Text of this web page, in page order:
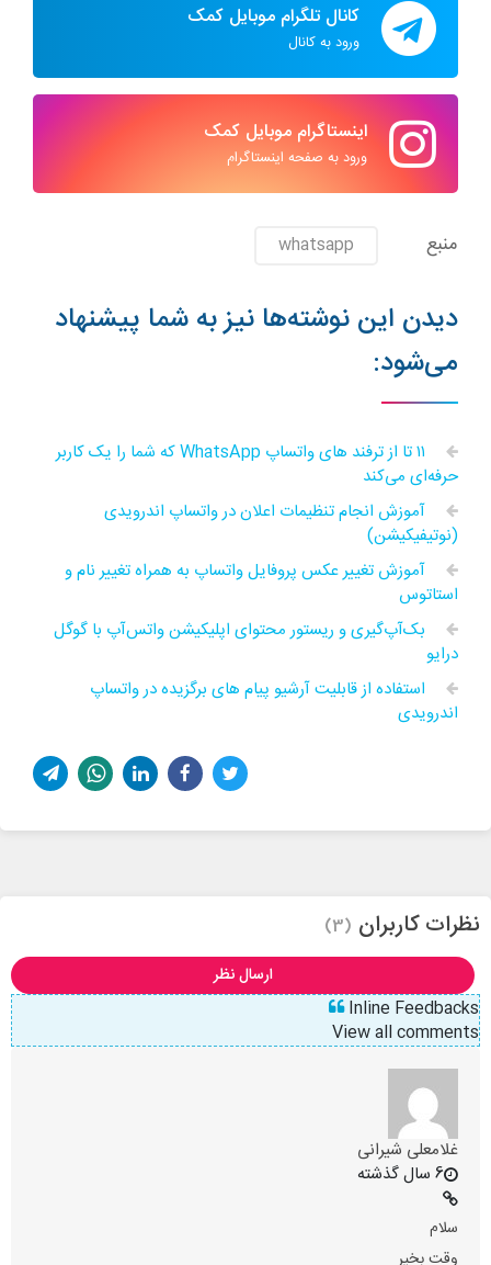
کانال تلگرام موبایل کمک
ورود به کانال
اینستاگرام موبایل کمک
ورود به صفحه اینستاگرام
منبع whatsapp
دیدن این نوشته‌ها نیز به شما پیشنهاد
می‌شود:
۱۱ تا از ترفند های واتساپ WhatsApp که شما را یک کاربر
حرفه‌ای‌ می‌کند
آموزش انجام تنظیمات اعلان در واتساپ اندرویدی
(نوتیفیکیشن)
آموزش تغییر عکس پروفایل واتساپ به همراه تغییر نام و
استاتوس
بک‌آپ‌گیری و ریستور محتوای اپلیکیشن واتس‌آپ با گوگل
درایو
استفاده از قابلیت آرشیو پیام های برگزیده در واتساپ
اندرویدی
نظرات کاربران (3)
ارسال نظر
Inline Feedbacks
View all comments
غلامعلی شیرانی
6 سال گذشته
سلام
وقت بخیر